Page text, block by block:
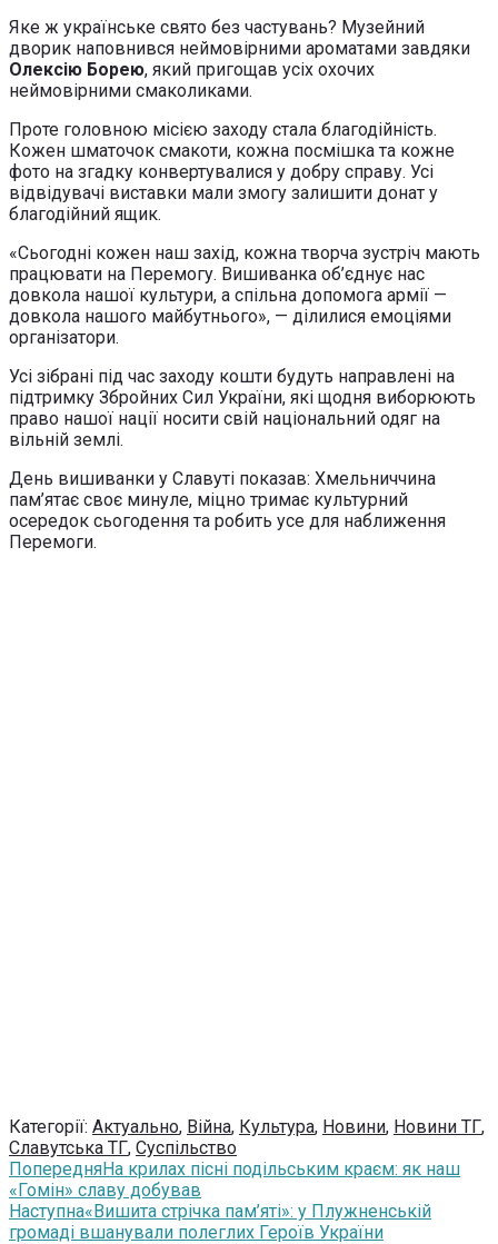
Яке ж українське свято без частувань? Музейний
дворик наповнився неймовірними ароматами завдяки
Олексію Борею, який пригощав усіх охочих
неймовірними смаколиками.
Проте головною місією заходу стала благодійність.
Кожен шматочок смакоти, кожна посмішка та кожне
фото на згадку конвертувалися у добру справу. Усі
відвідувачі виставки мали змогу залишити донат у
благодійний ящик.
«Сьогодні кожен наш захід, кожна творча зустріч мають
працювати на Перемогу. Вишиванка об’єднує нас
довкола нашої культури, а спільна допомога армії —
довкола нашого майбутнього», — ділилися емоціями
організатори.
Усі зібрані під час заходу кошти будуть направлені на
підтримку Збройних Сил України, які щодня виборюють
право нашої нації носити свій національний одяг на
вільній землі.
День вишиванки у Славуті показав: Хмельниччина
пам’ятає своє минуле, міцно тримає культурний
осередок сьогодення та робить усе для наближення
Перемоги.
Категорії: Актуально, Війна, Культура, Новини, Новини ТГ,
Славутська ТГ, Суспільство
ПопередняНа крилах пісні подільським краєм: як наш
«Гомін» славу добував
Наступна«Вишита стрічка пам’яті»: у Плужненській
громаді вшанували полеглих Героїв України